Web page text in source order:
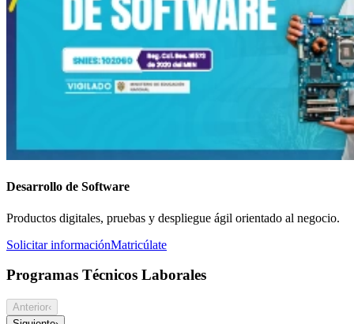
Desarrollo de Software
Productos digitales, pruebas y despliegue ágil orientado al negocio.
Solicitar informaciónMatricúlate
Programas Técnicos Laborales
Anterior‹